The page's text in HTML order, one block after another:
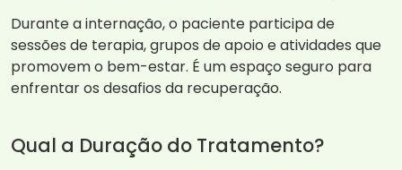
Durante a internação, o paciente participa de
sessões de terapia, grupos de apoio e atividades que
promovem o bem-estar. É um espaço seguro para
enfrentar os desafios da recuperação.
Qual a Duração do Tratamento?